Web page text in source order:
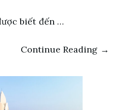
biết đến …
Continue Reading →